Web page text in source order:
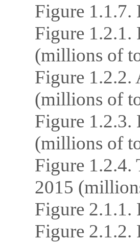
Figure 1.1.7.
Figure 1.2.1.
(millions of
Figure 1.2.2.
(millions of
Figure 1.2.3.
(millions of
Figure 1.2.4.
2015
Figure 2.1.1.
Figure 2.1.2.